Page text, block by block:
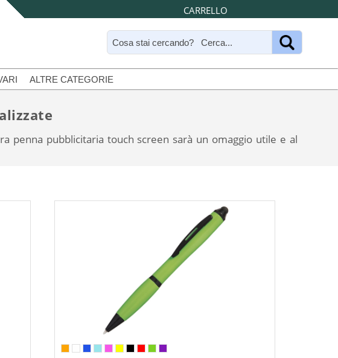
CARRELLO
ALTRE CATEGORIE
penna pubblicitaria touch screen sarà un omaggio utile e al